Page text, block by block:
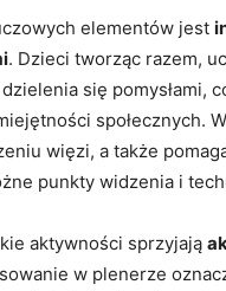
elementów jest
. Dzieci tworząc razem,
się pomysłami,
społecznych.
więzi, a także
punkty widzenia i
aktywności sprzyjają
w⁣ plenerze